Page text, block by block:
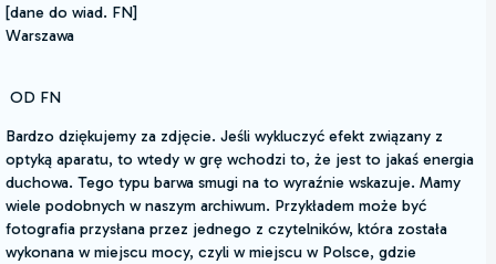
[dane do wiad. FN]
Warszawa
OD FN
Bardzo dziękujemy za zdjęcie. Jeśli wykluczyć efekt związany z
optyką aparatu, to wtedy w grę wchodzi to, że jest to jakaś energia
duchowa. Tego typu barwa smugi na to wyraźnie wskazuje. Mamy
wiele podobnych w naszym archiwum. Przykładem może być
fotografia przysłana przez jednego z czytelników, która została
wykonana w miejscu mocy, czyli w miejscu w Polsce, gdzie